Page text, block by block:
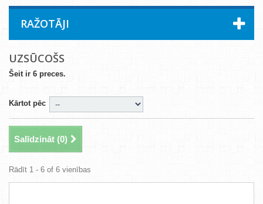
RAŽOTĀJI
UZSŪCOŠS
Šeit ir 6 preces.
Kārtot pēc
Salīdzināt (0)
Rādīt 1 - 6 of 6 vienības